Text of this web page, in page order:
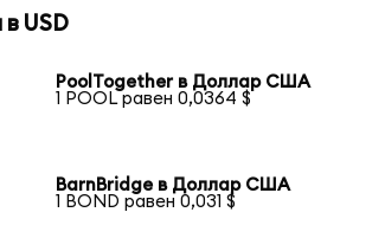
USD
PoolTogether в Доллар США
1 POOL равен 0,0364 $
BarnBridge в Доллар США
1 BOND равен 0,031 $